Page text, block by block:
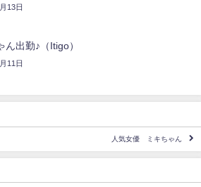
13日
ん出勤♪（Itigo）
11日
人気女優 ミキちゃん